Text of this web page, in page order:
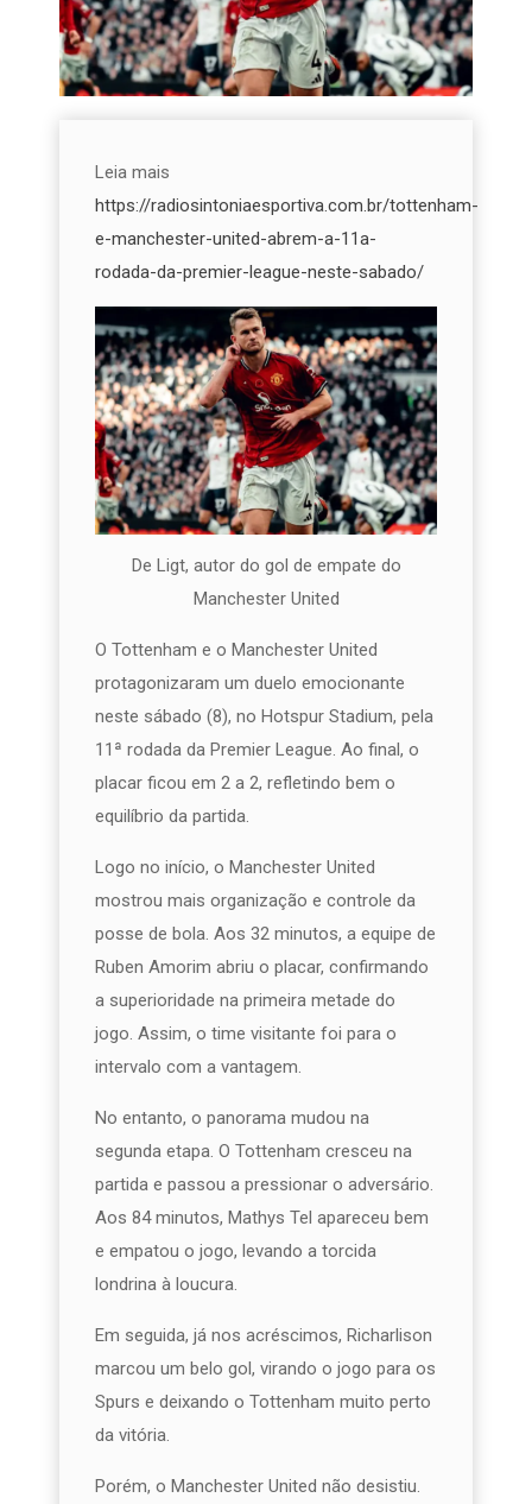
Leia mais
https://radiosintoniaesportiva.com.br/tottenham-
e-manchester-united-abrem-a-11a-
rodada-da-premier-league-neste-sabado/
De Ligt, autor do gol de empate do
Manchester United
O Tottenham e o Manchester United
protagonizaram um duelo emocionante
neste sábado (8), no Hotspur Stadium, pela
11ª rodada da Premier League. Ao final, o
placar ficou em 2 a 2, refletindo bem o
equilíbrio da partida.
Logo no início, o Manchester United
mostrou mais organização e controle da
posse de bola. Aos 32 minutos, a equipe de
Ruben Amorim abriu o placar, confirmando
a superioridade na primeira metade do
jogo. Assim, o time visitante foi para o
intervalo com a vantagem.
No entanto, o panorama mudou na
segunda etapa. O Tottenham cresceu na
partida e passou a pressionar o adversário.
Aos 84 minutos, Mathys Tel apareceu bem
e empatou o jogo, levando a torcida
londrina à loucura.
Em seguida, já nos acréscimos, Richarlison
marcou um belo gol, virando o jogo para os
Spurs e deixando o Tottenham muito perto
da vitória.
Porém, o Manchester United não desistiu.